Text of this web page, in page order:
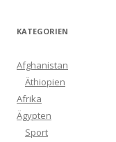
KATEGORIEN
Afghanistan
Äthiopien
Afrika
Ägypten
Sport